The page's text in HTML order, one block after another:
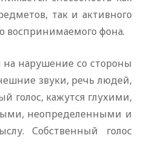
так и активного
воспринимаемого фона.
нарушение со стороны
звуки, речь людей,
голос, кажутся глухими,
неопределенными и
Собственный голос